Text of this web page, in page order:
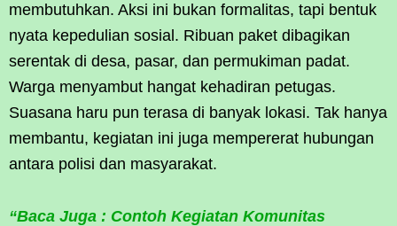
membutuhkan. Aksi ini bukan formalitas, tapi bentuk
nyata kepedulian sosial. Ribuan paket dibagikan
serentak di desa, pasar, dan permukiman padat.
Warga menyambut hangat kehadiran petugas.
Suasana haru pun terasa di banyak lokasi. Tak hanya
membantu, kegiatan ini juga mempererat hubungan
antara polisi dan masyarakat.
“Baca Juga : Contoh Kegiatan Komunitas